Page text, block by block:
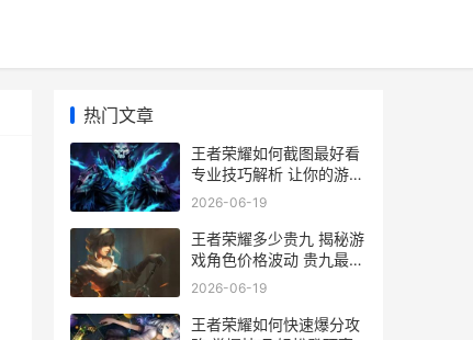
热门文章
王者荣耀如何截图最好看
专业技巧解析 让你的游戏
瞬间变大片
2026-06-19
王者荣耀多少贵九 揭秘游
戏角色价格波动 贵九最新
售价一览
2026-06-19
王者荣耀如何快速爆分攻